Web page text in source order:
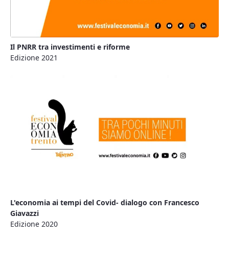
Il PNRR tra investimenti e riforme
Edizione 2021
L'economia ai tempi del Covid- dialogo con Francesco
Giavazzi
Edizione 2020